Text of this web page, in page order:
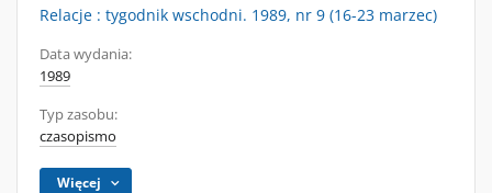
Relacje : tygodnik wschodni. 1989, nr 9 (16-23 marzec)
Data wydania:
1989
Typ zasobu:
czasopismo
Więcej